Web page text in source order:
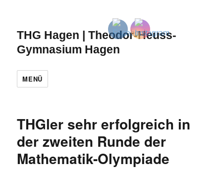
THG Hagen | Theodor-Heuss-
Gymnasium Hagen
MENÜ
THGler sehr erfolgreich in
der zweiten Runde der
Mathematik-Olympiade